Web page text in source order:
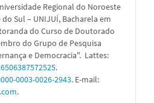
Regional do Noroeste
Sul – UNIJUÍ, Bacharela em
do Curso de Doutorado
do Grupo de Pesquisa
e Democracia". Lattes:
.
0003-0026-2943. E-mail:
.